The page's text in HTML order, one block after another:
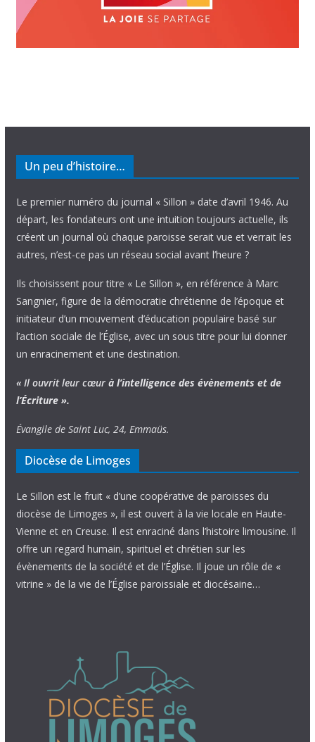
Un peu d’histoire…
Le premier numéro du journal « Sillon » date d’avril 1946. Au
départ, les fondateurs ont une intuition toujours actuelle, ils
créent un journal où chaque paroisse serait vue et verrait les
autres, n’est-ce pas un réseau social avant l’heure ?
Ils choisissent pour titre « Le Sillon », en référence à Marc
Sangnier, figure de la démocratie chrétienne de l’époque et
initiateur d’un mouvement d’éducation populaire basé sur
l’action sociale de l’Église, avec un sous titre pour lui donner
un enracinement et une destination.
« Il ouvrit leur cœur à l’intelligence des évènements et de
l’Écriture ».
Évangile de Saint Luc, 24, Emmaüs.
Diocèse de Limoges
Le Sillon est le fruit « d’une coopérative de paroisses du
diocèse de Limoges », il est ouvert à la vie locale en Haute-
Vienne et en Creuse. Il est enraciné dans l’histoire limousine. Il
offre un regard humain, spirituel et chrétien sur les
évènements de la société et de l’Église. Il joue un rôle de «
vitrine » de la vie de l’Église paroissiale et diocésaine…